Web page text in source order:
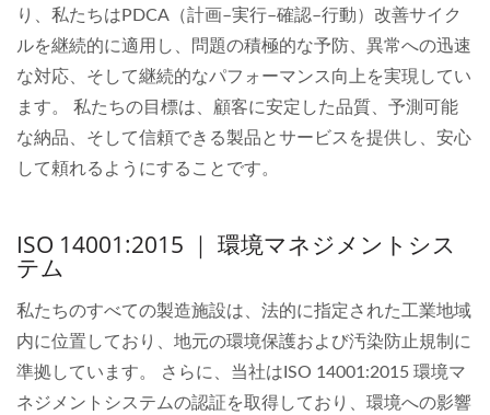
り、私たちはPDCA（計画–実行–確認–行動）改善サイク
ルを継続的に適用し、問題の積極的な予防、異常への迅速
な対応、そして継続的なパフォーマンス向上を実現してい
ます。 私たちの目標は、顧客に安定した品質、予測可能
な納品、そして信頼できる製品とサービスを提供し、安心
して頼れるようにすることです。
ISO 14001:2015 ｜ 環境マネジメントシス
テム
私たちのすべての製造施設は、法的に指定された工業地域
内に位置しており、地元の環境保護および汚染防止規制に
準拠しています。 さらに、当社はISO 14001:2015 環境マ
ネジメントシステムの認証を取得しており、環境への影響